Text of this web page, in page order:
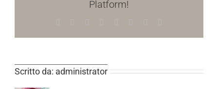
Platform!
Facebook Reddit LinkedIn
TumblrPinterest
Scritto da: administrator